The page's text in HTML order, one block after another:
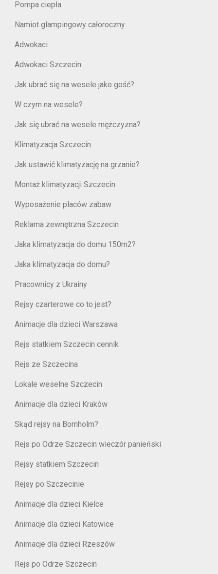
Pompa ciepła
Namiot glampingowy całoroczny
Adwokaci
Adwokaci Szczecin
Jak ubrać się na wesele jako gość?
W czym na wesele?
Jak się ubrać na wesele mężczyzna?
Klimatyzacja Szczecin
Jak ustawić klimatyzację na grzanie?
Montaż klimatyzacji Szczecin
Wyposażenie placów zabaw
Reklama zewnętrzna Szczecin
Jaka klimatyzacja do domu 150m2?
Jaka klimatyzacja do domu?
Pracownicy z Ukrainy
Rejsy czarterowe co to jest?
Animacje dla dzieci Warszawa
Rejs statkiem Szczecin cennik
Rejs ze Szczecina
Lokale weselne Szczecin
Animacje dla dzieci Kraków
Skąd rejsy na Bornholm?
Rejs po Odrze Szczecin wieczór panieński
Rejsy statkiem Szczecin
Rejsy po Szczecinie
Animacje dla dzieci Kielce
Animacje dla dzieci Katowice
Animacje dla dzieci Rzeszów
Rejs po Odrze Szczecin